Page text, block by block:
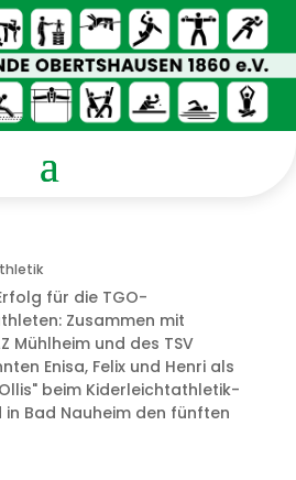
für die TGO-
Zusammen mit
Mühlheim und des TSV
Enisa, Felix und Henri als
beim Kiderleichtathletik-
Bad Nauheim den fünften